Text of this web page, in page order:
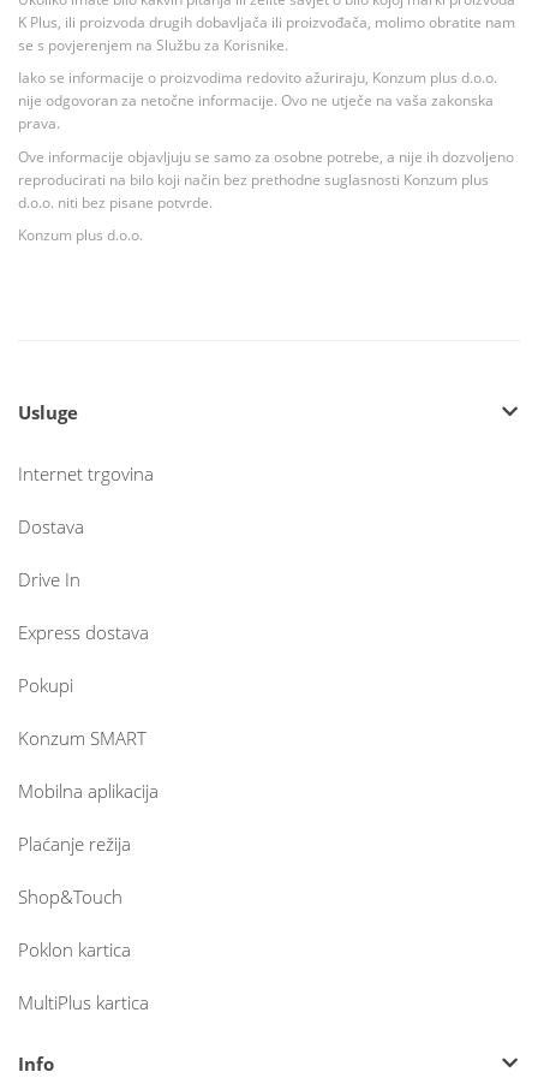
K Plus, ili proizvoda drugih dobavljača ili proizvođača, molimo obratite nam
se s povjerenjem na Službu za Korisnike.
Iako se informacije o proizvodima redovito ažuriraju, Konzum plus d.o.o.
nije odgovoran za netočne informacije. Ovo ne utječe na vaša zakonska
prava.
Ove informacije objavljuju se samo za osobne potrebe, a nije ih dozvoljeno
reproducirati na bilo koji način bez prethodne suglasnosti Konzum plus
d.o.o. niti bez pisane potvrde.
Konzum plus d.o.o.
Usluge
Internet trgovina
Dostava
Drive In
Express dostava
Pokupi
Konzum SMART
Mobilna aplikacija
Plaćanje režija
Shop&Touch
Poklon kartica
MultiPlus kartica
Info